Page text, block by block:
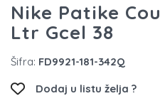
Nike Patike
Ltr Gcel 38
Šifra: FD9921-181-342Q
Dodaj u listu želja ?